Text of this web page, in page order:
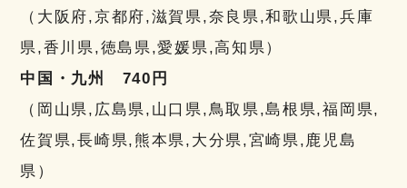
（大阪府,京都府,滋賀県,奈良県,和歌山県,兵庫
県,香川県,徳島県,愛媛県,高知県）
中国・九州 740円
（岡山県,広島県,山口県,鳥取県,島根県,福岡県,
佐賀県,長崎県,熊本県,大分県,宮崎県,鹿児島
県）